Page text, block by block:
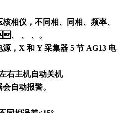
仪，不同相、同相、频率、
、。
源，X 和 Y 采集器 5 节 AG13 电
左右主机自动关机
自动报警。